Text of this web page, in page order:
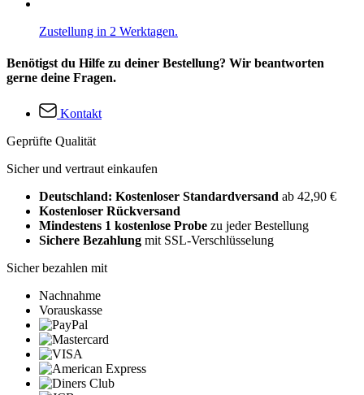
Zustellung in 2 Werktagen.
Benötigst du Hilfe zu deiner Bestellung? Wir beantworten
gerne deine Fragen.
Kontakt
Geprüfte Qualität
Sicher und vertraut einkaufen
Deutschland: Kostenloser Standardversand ab 42,90 €
Kostenloser Rückversand
Mindestens 1 kostenlose Probe zu jeder Bestellung
Sichere Bezahlung mit SSL-Verschlüsselung
Sicher bezahlen mit
Nachnahme
Vorauskasse